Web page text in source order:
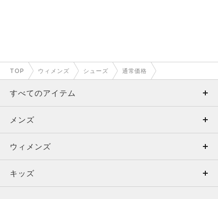
TOP ウィメンズ シューズ 通常価格
すべてのアイテム
メンズ
ウィメンズ
キッズ
メンズ
トップス
ボトムス
ウィメンズ
トップス
キッズ